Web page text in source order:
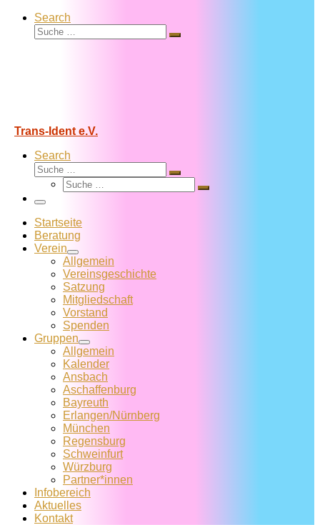
Search
Suche
Suche
Trans-Ident e.V.
Search
Suche
Suche
Suche
Suche
Menü
Startseite
Beratung
Verein
Allgemein
Vereins­geschichte
Satzung
Mitglied­schaft
Vorstand
Spenden
Gruppen
Allgemein
Kalender
Ansbach
Aschaffenburg
Bayreuth
Erlangen/Nürnberg
München
Regensburg
Schweinfurt
Würzburg
Partner*innen
Infobereich
Aktuelles
Kontakt